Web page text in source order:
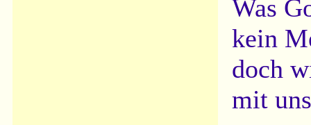
Was
kein
doch
mit